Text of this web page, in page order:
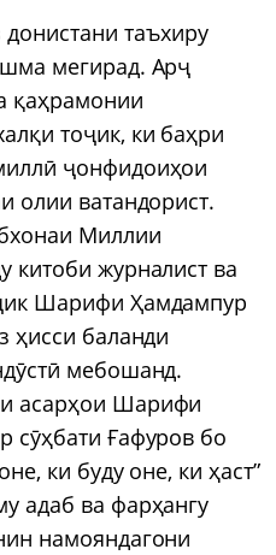
таъхиру
мегирад. Арҷ
қаҳрамонии
тоҷик, ки баҳри
ҷонфидоиҳои
олии ватандорист.
Миллии
китоби журналист ва
Шарифи Ҳамдампур
ҳисси баланди
мебошанд.
асарҳои Шарифи
сӯҳбати Ғафуров бо
ки буду оне, ки ҳаст”
адаб ва фарҳангу
намояндагони